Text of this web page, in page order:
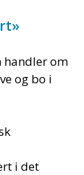
handler om
og bo i
i det